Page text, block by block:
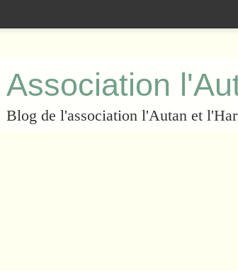
Association
Blog de l'association l'Autan et